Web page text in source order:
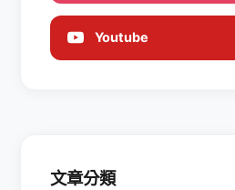
Youtube
文章分類